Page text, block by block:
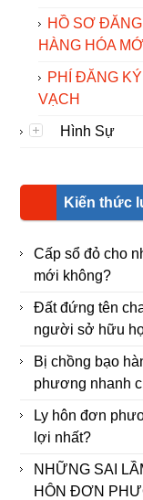
HỒ SƠ
HÀNG HÓA
PHÍ ĐĂNG
VẠCH
Hình Sự
Kiến thức
Cấp sổ đỏ cho
mới không?
Đất đứng tên
người sở hữu
Bị chồng bạo
phương nhanh
Ly hôn đơn
lợi nhất?
NHỮNG SAI
HÔN ĐƠN